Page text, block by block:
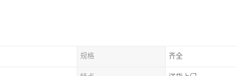
规格 齐全